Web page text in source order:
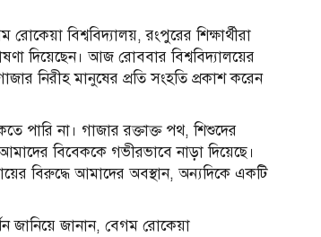
বিশ্ববিদ্যালয়, রংপুরের শিক্ষার্থীরা
দিয়েছেন। আজ রোববার বিশ্ববিদ্যালয়ের
গাজার নিরীহ মানুষের প্রতি সংহতি প্রকাশ করেন
পারি না। গাজার রক্তাক্ত পথ, শিশুদের
বিবেককে গভীরভাবে নাড়া দিয়েছে।
বিরুদ্ধে আমাদের অবস্থান, অন্যদিকে একটি
জানিয়ে জানান, বেগম রোকেয়া